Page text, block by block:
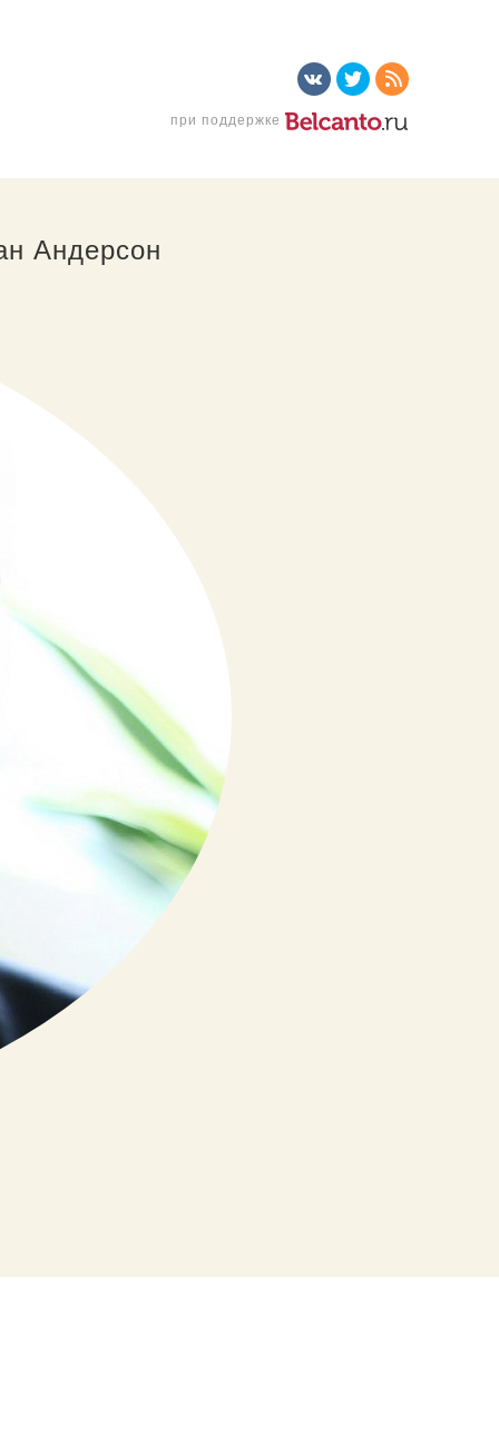
при поддержке
Андерсон